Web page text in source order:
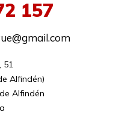
157
51
Alfindén)
Alfindén